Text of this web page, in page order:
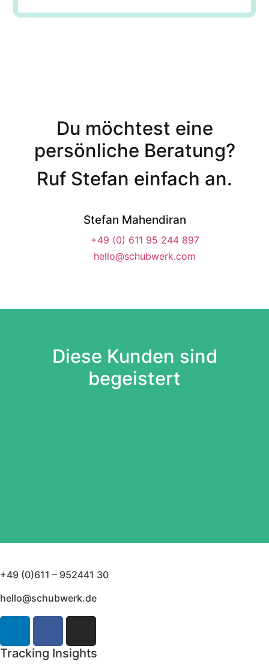
Du möchtest eine
persönliche Beratung?
Ruf Stefan einfach an.
Stefan Mahendiran
+49 (0) 611 95 244 897
hello@schubwerk.com
Diese Kunden sind
begeistert
+49 (0)611 – 952441 30
hello@schubwerk.de
Tracking Insights